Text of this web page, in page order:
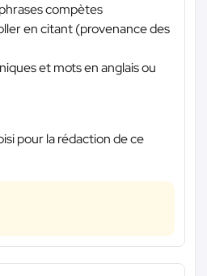
compètes
en citant (provenance des
et mots en anglais ou
pour la rédaction de ce